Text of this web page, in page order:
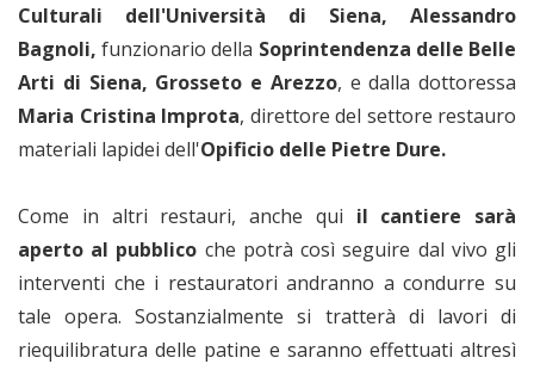
Culturali dell'Università di Siena,
Alessandro
Bagnoli, funzionario della Soprintendenza delle Belle
Arti di Siena, Grosseto e Arezzo, e dalla dottoressa
Maria Cristina Improta, direttore del settore restauro
materiali lapidei dell'Opificio delle Pietre Dure.
Come in altri restauri, anche qui il cantiere sarà
aperto al pubblico che potrà così seguire dal vivo gli
interventi che i restauratori andranno a condurre su
tale opera. Sostanzialmente si tratterà di lavori di
riequilibratura delle patine e saranno effettuati altresì